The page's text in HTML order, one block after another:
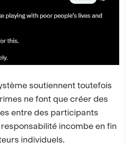
soutiennent toutefois
ne font que créer des
entre des participants
incombe en fin
individuels.